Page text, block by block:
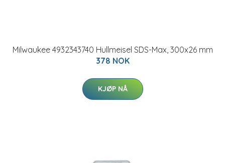
Milwaukee 4932343740 Hullmeisel SDS-Max, 300x26 mm
378 NOK
KJØP NÅ